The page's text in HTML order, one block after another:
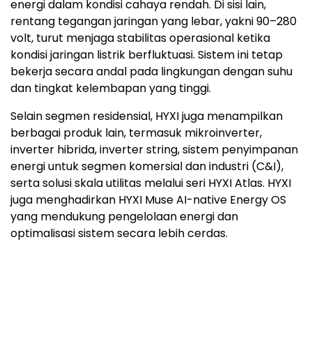
Selain segmen residensial, HYXI juga menampilkan
berbagai produk lain, termasuk mikroinverter,
inverter hibrida, inverter string, sistem penyimpanan
energi untuk segmen komersial dan industri (C&I),
serta solusi skala utilitas melalui seri HYXI Atlas. HYXI
yang mendukung pengelolaan energi dan
optimalisasi sistem secara lebih cerdas.